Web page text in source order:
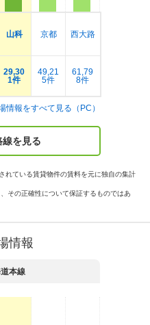
山科
29,30
1件
京都
49,21
5件
西大路
61,79
8件
情報をすべて見る（PC）
線を見る
れている賃貸物件の賃料を元に独自の集計
その正確性について保証するものではあ
情報
道本線